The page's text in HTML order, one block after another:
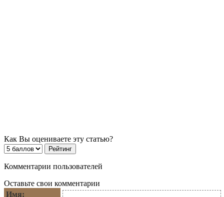
Как Вы оцениваете эту статью?
Комментарии пользователей
Оставьте свои комментарии
Имя: